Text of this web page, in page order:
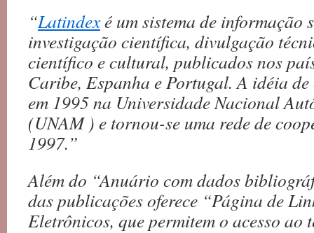
“Latindexé um sistema de informação
investigação científica, divulgação
científico e cultural, publicados nos
Caribe, Espanha e Portugal. A idéia
em 1995 na Universidade Nacional
(UNAM ) e tornou-se uma rede de
1997.”
Além do “Anuário com dados
das publicações oferece “Página de
Eletrônicos, que permitem o acesso ao